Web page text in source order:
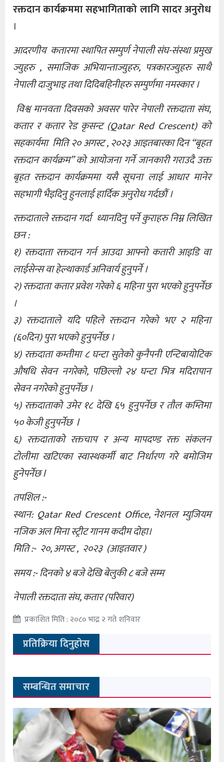
रक्तदान कार्यक्रममा सहभागिताको लागि सादर अनुरोध
।
आदरणीय कतारमा स्थापित सम्पुर्ण नेपाली संघ-संस्था प्रमुख
ज्युहरु , समाजिक अभियान्ताज्युहरु, पत्रकारज्युहरु साथै
नेपाली दाजुभाइ तथा दिदिबहिनीहरु सम्पुर्णमा नमस्कार ।
विश्व मानवता दिवसको अवसर पारेर नेपाली रक्तदाता संघ,
कतार र कतार रेड कृसन्ट (Qatar Red Crescent) को
सहकार्यमा मिति २० अगस्ट , २०२३ आइतबारका दिन “बृहत
रक्तदान कार्यक्रम” को आयोजना गर्ने जानकारी गराउदै उक्त
बृहत रक्तदान कार्यक्रममा यसै सूचना लाई आधार मानेर
सहभागी भैइदिनु हुनलाई हार्दिक अनुरोध गर्दछौं ।
रक्तदाताले रक्तदान गर्दा ध्यानदिनु पर्ने कुराहरु निम्न लिखित
छन :
१) रक्तदाता रक्तदान गर्न आउदा आफ्नो कतारी आइडि वा
लाईसेन्स वा हेल्थाकार्ड अनिवार्य हुनुपर्ने ।
२) रक्तदाता कतार प्रवेश गरेको ६ महिना पुरा भएको हुनुपर्नेछ
।
३) रक्तदाताले यदि पहिले रक्तदान गरेको भए २ महिना
(६०दिन) पुरा भएको हुनुपर्नेछ ।
४) रक्तदाता कम्तीमा ८ घन्टा सुतेको कुनैपनी एन्टिबायोटिक
औषधि सेवन नगरेको, पछिल्लो २४ घन्टा भित्र मदिरापान
सेवन नगरेको हुनुपर्नेछ ।
५) रक्तदाताको उमेर १८ देखि ६५ हुनुपर्नेछ र तौल कम्तिमा
५० केजी हुनुपर्नेछ l
६) रक्तदाताको रक्तचाप र अन्य मापदण्ड रक्त संकलन
टोलीमा खटिएका स्वास्थकर्मी बाट निर्धारण गरे बमोजिम
हुनेपर्नेछ l
तपशिल :-
स्थान: Qatar Red Crescent Office, नेशनल म्युजियम
नजिक अल मिना स्ट्रीट गानम कदीम दोहा।
मिति :- २०, अगस्ट , २०२३ (आइतवार )
समय :- दिनको ४ बजे देखि बेलुकी ८ बजे सम्म
नेपाली रक्तदाता संघ, कतार (परिवार)
प्रकाशित मिति : २०८० भाद्र २ गते शनिवार
प्रतिक्रिया दिनुहोस
सम्बन्धित समाचार